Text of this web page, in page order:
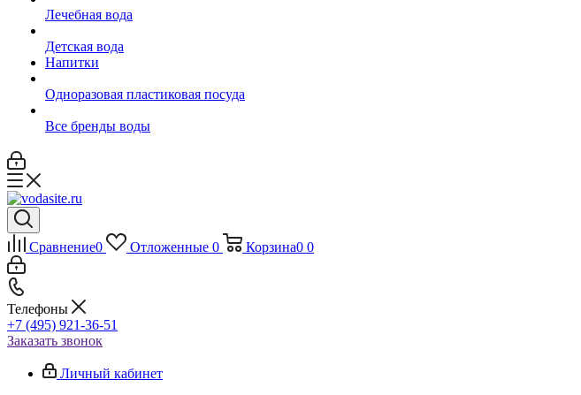
Лечебная вода
Детская вода
Напитки
Одноразовая пластиковая посуда
Все бренды воды
Сравнение0 Отложенные 0 Корзина0 0
Телефоны
+7 (495) 921-36-51
Заказать звонок
Личный кабинет